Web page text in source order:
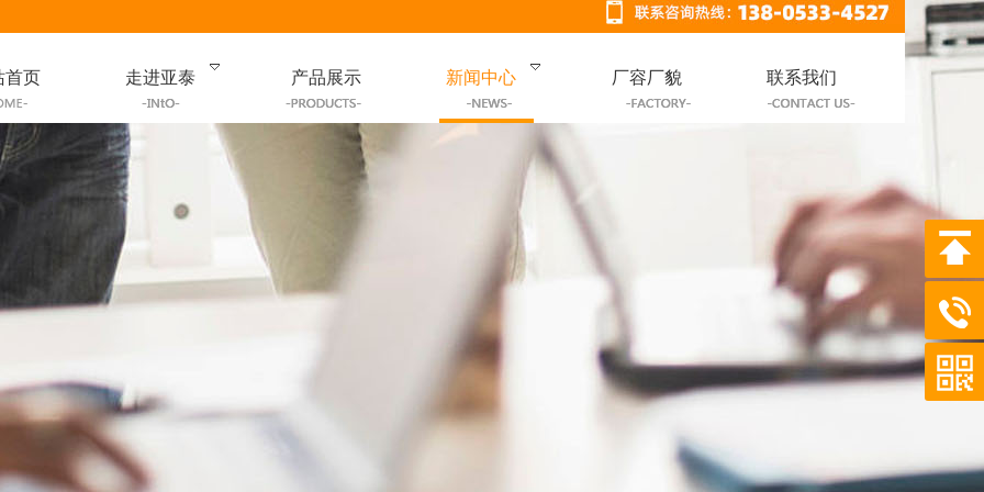
首页 走进亚泰 产品展示 新闻中心 厂容厂貌 联系我们